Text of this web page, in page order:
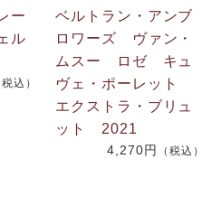
ー
ル
税込）
ベルトラン・アンブ
ロワーズ ヴァン・
ムスー ロゼ キュ
ヴェ・ポーレット
エクストラ・ブリュ
ット 2021
4,270円 （税込）